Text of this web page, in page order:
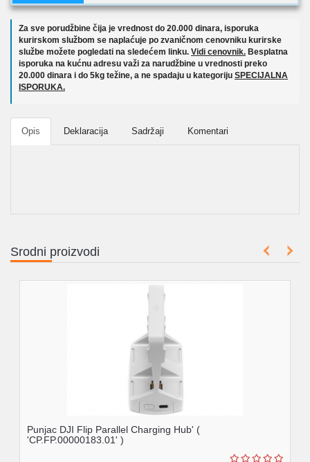
Za sve porudžbine čija je vrednost do 20.000 dinara, isporuka
kurirskom službom se naplaćuje po zvaničnom cenovniku kurirske
službe možete pogledati na sledećem linku. Vidi cenovnik. Besplatna
isporuka na kućnu adresu važi za narudžbine u vrednosti preko
20.000 dinara i do 5kg težine, a ne spadaju u kategoriju SPECIJALNA
ISPORUKA.
Opis Deklaracija Sadržaji Komentari
Srodni proizvodi
Punjac DJI Flip Parallel Charging Hub' (
'CP.FP.00000183.01' )